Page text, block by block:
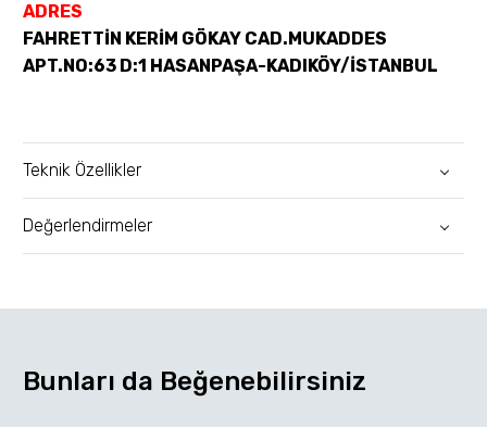
ADRES
FAHRETTİN KERİM GÖKAY CAD.MUKADDES
APT.NO:63 D:1 HASANPAŞA-KADIKÖY/İSTANBUL
Teknik Özellikler
Değerlendirmeler
Bunları da Beğenebilirsiniz